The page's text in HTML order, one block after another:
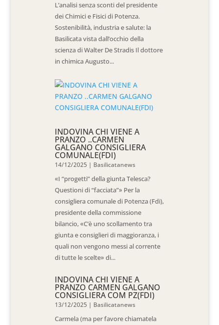
L’analisi senza sconti del presidente
dei Chimici e Fisici di Potenza.
Sostenibilità, industria e salute: la
Basilicata vista dall’occhio della
scienza di Walter De Stradis Il dottore
in chimica Augusto...
INDOVINA CHI VIENE A
PRANZO ..CARMEN
GALGANO CONSIGLIERA
COMUNALE(FDI)
14/12/2025 | Basilicatanews
«I “progetti” della giunta Telesca?
Questioni di “facciata”» Per la
consigliera comunale di Potenza (Fdi),
presidente della commissione
bilancio, «C’è uno scollamento tra
giunta e consiglieri di maggioranza, i
quali non vengono messi al corrente
di tutte le scelte» di...
INDOVINA CHI VIENE A
PRANZO CARMEN GALGANO
CONSIGLIERA COM PZ(FDI)
13/12/2025 | Basilicatanews
Carmela (ma per favore chiamatela